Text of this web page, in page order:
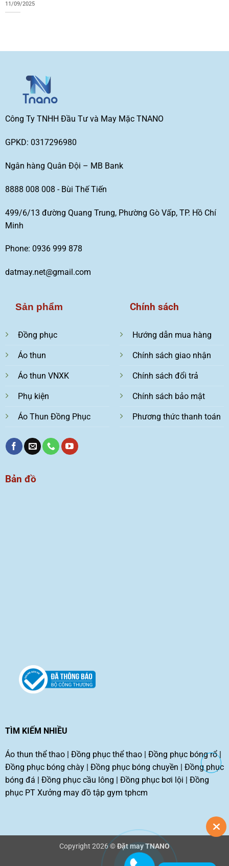
11/09/2025
Công Ty TNHH Đầu Tư và May Mặc TNANO
GPKD: 0317296980
Ngân hàng Quân Đội – MB Bank
8888 008 008 - Bùi Thế Tiến
499/6/13 đường Quang Trung, Phường Gò Vấp, TP. Hồ Chí
Minh
Phone: 0936 999 878
datmay.net@gmail.com
Sản phẩm
Đồng phục
Áo thun
Áo thun VNXK
Phụ kiện
Áo Thun Đồng Phục
Chính sách
Hướng dẫn mua hàng
Chính sách giao nhận
Chính sách đổi trả
Chính sách bảo mật
Phương thức thanh toán
Bản đồ
TÌM KIẾM NHIỀU
Áo thun thể thao| Đồng phục thể thao| Đồng phục bóng rổ|
Đồng phục bóng chày| Đồng phục bóng chuyền | Đồng phục
bóng đá | Đồng phục cầu lông | Đồng phục bơi lội | Đồng
phục PT Xưởng may đồ tập gym tphcm
Copyright 2026 ©Đặt may TNANO